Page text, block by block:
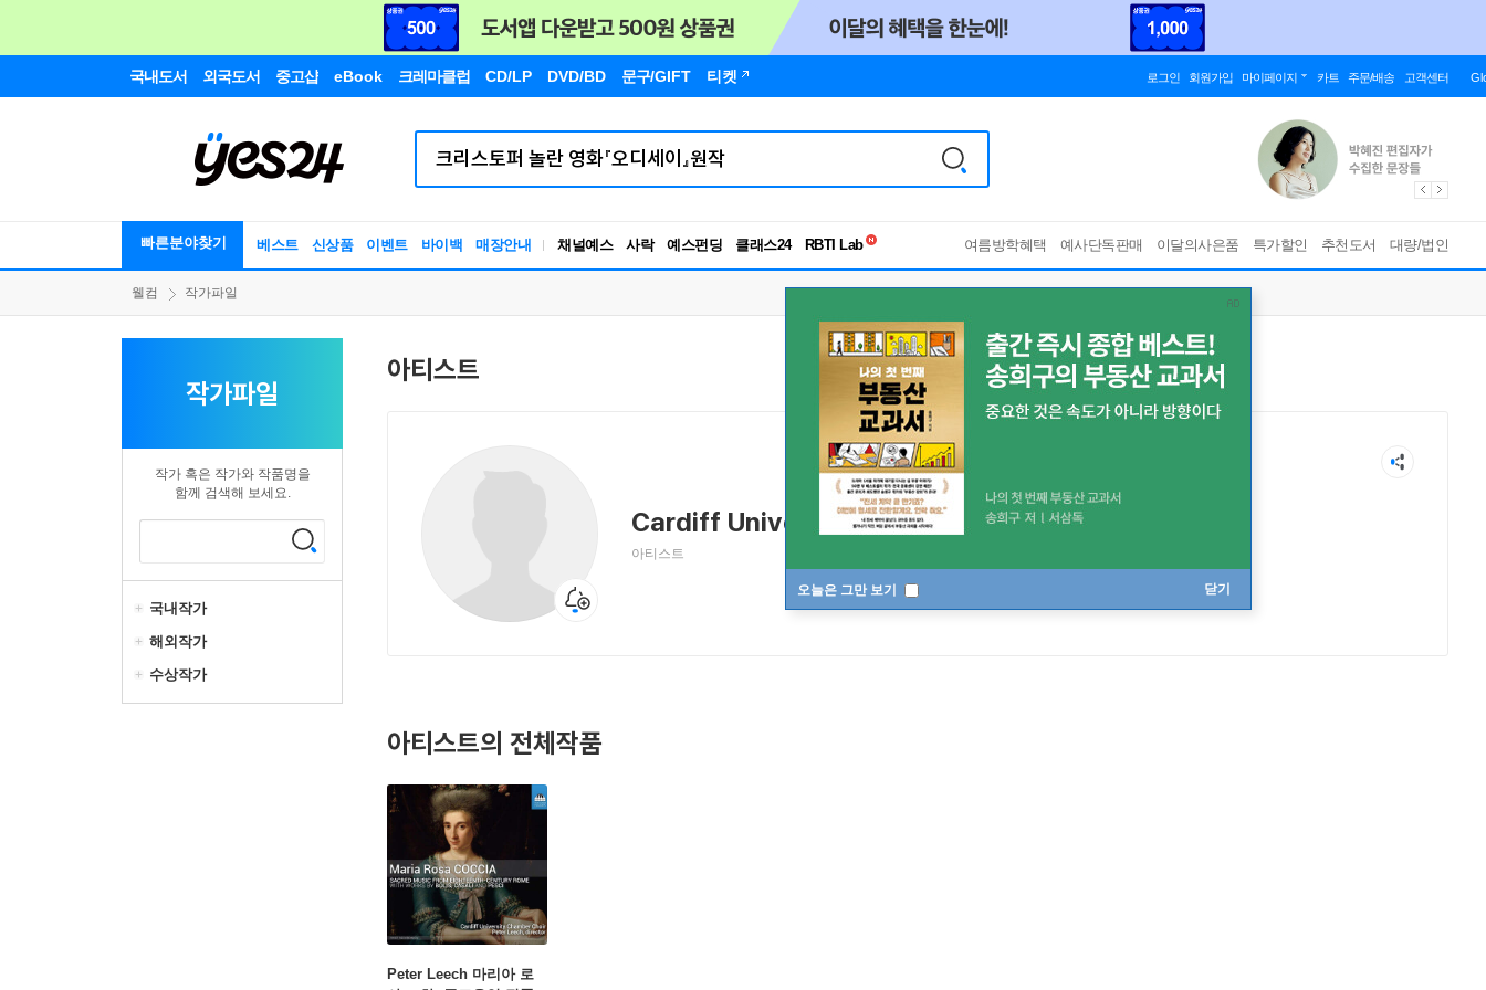
국내도서 외국도서 중고샵 eBook 크레마클럽 CD/LP DVD/BD 문구/GIFT 티켓 로그인 회원가입 마이페이지 카트 주문/배송 고객센터
빠른분야찾기 베스트 신상품 이벤트 바이백 매장안내 채널예스 사락 예스펀딩 클래스24
RBTI Lab
독서유형검사
여름방학혜택 예사단독판매 이달의사은품 특가할인 추천도서 대량/법인
오늘은 그만 보기 닫기
웰컴 작가파일
작가파일
작가 혹은 작가와 작품명을
함께 검색해 보세요.
국내작가
해외작가
수상작가
아티스트
Cardiff University Chamber Choir
카디프 대학 실내 합창단
아티스트
아티스트의 전체작품
Peter Leech 마리아 로